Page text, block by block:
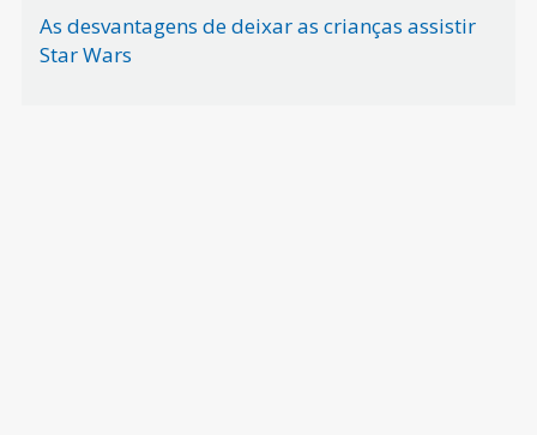
As desvantagens de deixar as crianças assistir
Star Wars